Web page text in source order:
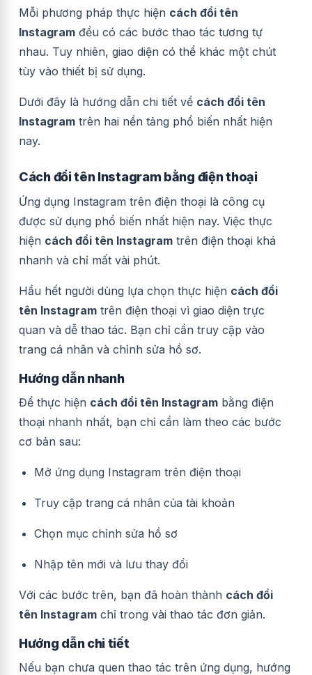
Mỗi phương pháp thực hiện cách đổi tên
Instagram đều có các bước thao tác tương tự
nhau. Tuy nhiên, giao diện có thể khác một chút
tùy vào thiết bị sử dụng.
Dưới đây là hướng dẫn chi tiết về cách đổi tên
Instagram trên hai nền tảng phổ biến nhất hiện
nay.
Cách đổi tên Instagram bằng điện thoại
Ứng dụng Instagram trên điện thoại là công cụ
được sử dụng phổ biến nhất hiện nay. Việc thực
hiện cách đổi tên Instagram trên điện thoại khá
nhanh và chỉ mất vài phút.
Hầu hết người dùng lựa chọn thực hiện cách đổi
tên Instagram trên điện thoại vì giao diện trực
quan và dễ thao tác. Bạn chỉ cần truy cập vào
trang cá nhân và chỉnh sửa hồ sơ.
Hướng dẫn nhanh
Để thực hiện cách đổi tên Instagram bằng điện
thoại nhanh nhất, bạn chỉ cần làm theo các bước
cơ bản sau:
Mở ứng dụng Instagram trên điện thoại
Truy cập trang cá nhân của tài khoản
Chọn mục chỉnh sửa hồ sơ
Nhập tên mới và lưu thay đổi
Với các bước trên, bạn đã hoàn thành cách đổi
tên Instagram chỉ trong vài thao tác đơn giản.
Hướng dẫn chi tiết
Nếu bạn chưa quen thao tác trên ứng dụng, hướng